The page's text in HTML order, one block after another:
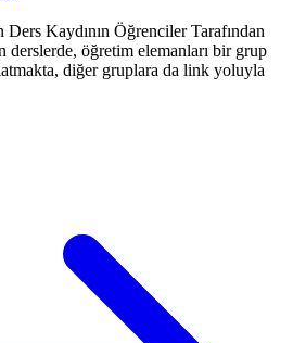
Kaydının Öğrenciler Tarafından
öğretim elemanları bir grup
diğer gruplara da link yoluyla